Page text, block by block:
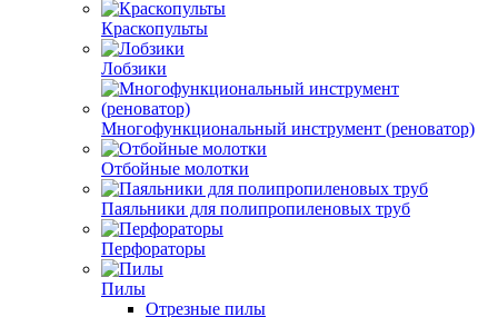
Краскопульты
Лобзики
Многофункциональный инструмент (реноватор)
Отбойные молотки
Паяльники для полипропиленовых труб
Перфораторы
Пилы
Отрезные пилы